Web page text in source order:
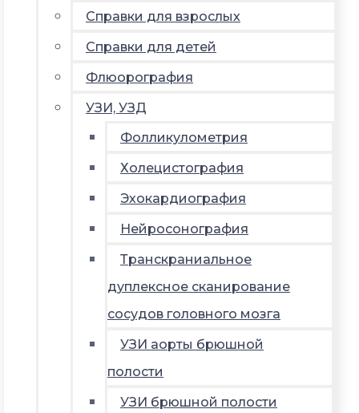
Справки для взрослых
Справки для детей
Флюорография
УЗИ, УЗД
Фолликулометрия
Холецистография
Эхокардиография
Нейросонография
Транскраниальное
дуплексное сканирование
сосудов головного мозга
УЗИ аорты брюшной
полости
УЗИ брюшной полости